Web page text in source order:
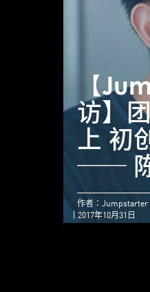
【
访】
上 初
──
作者：Jumpstarter
2017年10月31日